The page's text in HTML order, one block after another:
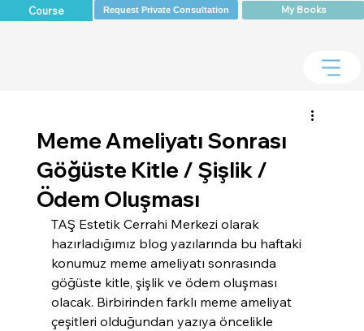
Course Request Private Consultation My Books
Meme Ameliyatı Sonrası
Göğüste Kitle / Şişlik /
Ödem Oluşması
TAŞ Estetik Cerrahi Merkezi olarak
hazırladığımız blog yazılarında bu haftaki
konumuz meme ameliyatı sonrasında
göğüste kitle, şişlik ve ödem oluşması
olacak. Birbirinden farklı meme ameliyat
çeşitleri olduğundan yazıya öncelikle